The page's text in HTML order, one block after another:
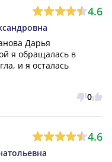
4.6
Дарья
я обращалась в
и я осталась
0
4.6